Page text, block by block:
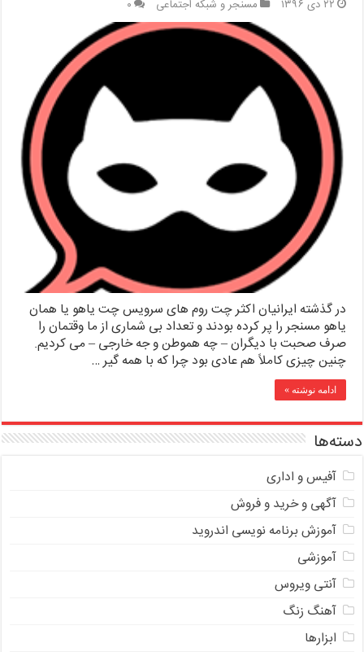
۲۲ دی ۱۳۹۶ مسنجر و شبکه اجتماعی ۰
در گذشته ایرانیان اکثر چت روم های سرویس چت یاهو یا همان
یاهو مسنجر را پر کرده بودند و تعداد بی شماری از ما وقتمان را
صرف صحبت با دیگران – چه هموطن و جه خارجی – می کردیم.
چنین چیزی کاملاً هم عادی بود چرا که با همه گیر …
ادامه نوشته »
دسته‌ها
آفیس و اداری
آگهی و خرید و فروش
آموزش برنامه نویسی اندروید
آموزشی
آنتی ویروس
آهنگ زنگ
ابزارها